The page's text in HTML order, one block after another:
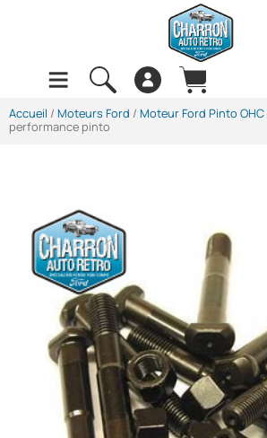
Accueil / Moteurs Ford / Moteur Ford Pinto OHC
performance pinto